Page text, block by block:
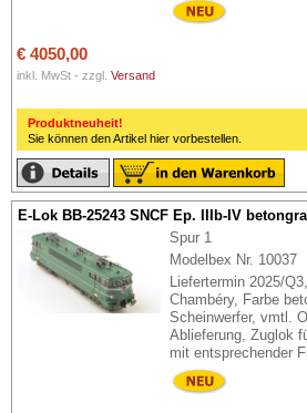
€ 4050,00
inkl. MwSt - zzgl. Versand
Produktneuheit!
Sie können den Artikel hier vorbestellen.
E-Lok BB-25243 SNCF Ep. IIIb-IV
Spur 1
Modelbex Nr. 10037
Liefertermin 2025/
Chambéry, Farbe
Scheinwerfer, vmtl.
Ablieferung, Zuglok
mit entsprechender